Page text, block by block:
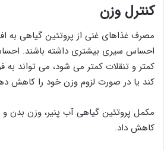
کنترل وزن
مصرف غذاهای غنی از پروتئین گیاهی به
احساس سیری بیشتری داشته باشند.
کمتر و تنقلات کمتر می شود، می تواند
کند یا در صورت لزوم وزن خود را کاهش
مکمل پروتئین گیاهی آب پنیر، وزن بدن و
کاهش داد.